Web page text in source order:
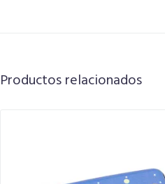
Productos relacionados